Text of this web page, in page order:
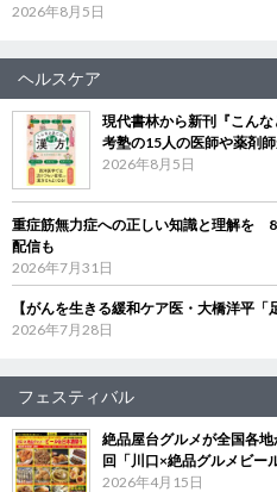
2026年8月5日
ヘルスケア
現代書林から新刊『こん
考塾の15人の医師や薬剤
2026年8月5日
重症筋無力症への正しい知識と理解を
配信も
2026年7月31日
【がんを生きる緩和ケア医・大橋洋平
2026年7月28日
フェスティバル
絶品屋台グルメが全国各
回「川口×絶品グルメビー
2026年4月15日